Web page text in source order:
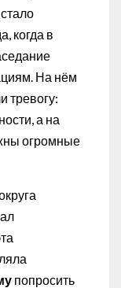
когда в
На нём
тревогу:
а на
огромные
попросить